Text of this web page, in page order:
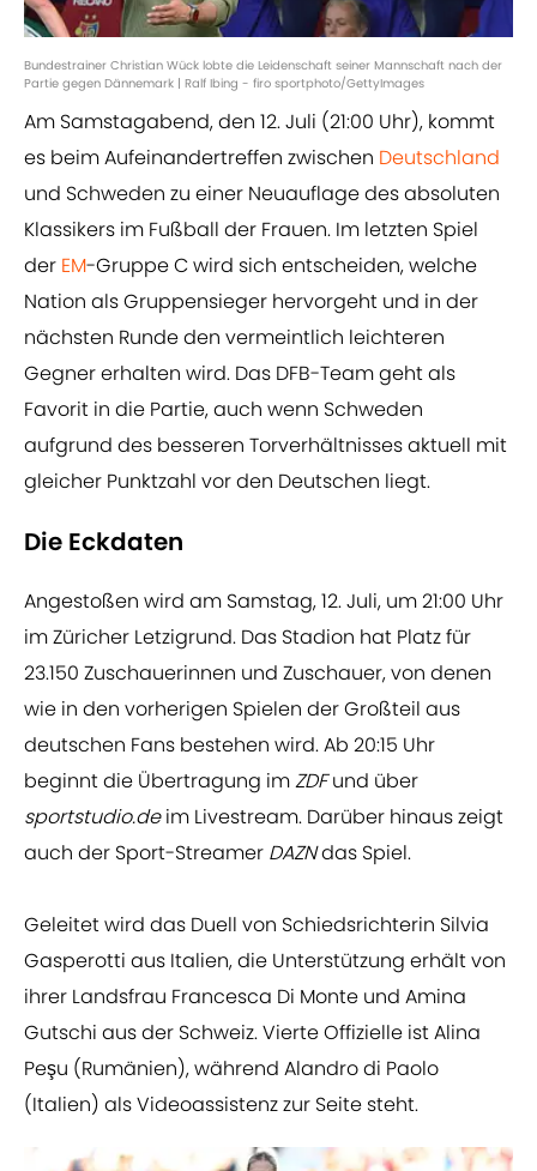
Bundestrainer Christian Wück lobte die Leidenschaft seiner Mannschaft nach der
Partie gegen Dännemark | Ralf Ibing - firo sportphoto/GettyImages
Am Samstagabend, den 12. Juli (21:00 Uhr), kommt
es beim Aufeinandertreffen zwischen Deutschland
und Schweden zu einer Neuauflage des absoluten
Klassikers im Fußball der Frauen. Im letzten Spiel
der EM-Gruppe C wird sich entscheiden, welche
Nation als Gruppensieger hervorgeht und in der
nächsten Runde den vermeintlich leichteren
Gegner erhalten wird. Das DFB-Team geht als
Favorit in die Partie, auch wenn Schweden
aufgrund des besseren Torverhältnisses aktuell mit
gleicher Punktzahl vor den Deutschen liegt.
Die Eckdaten
Angestoßen wird am Samstag, 12. Juli, um 21:00 Uhr
im Züricher Letzigrund. Das Stadion hat Platz für
23.150 Zuschauerinnen und Zuschauer, von denen
wie in den vorherigen Spielen der Großteil aus
deutschen Fans bestehen wird. Ab 20:15 Uhr
beginnt die Übertragung imZDFund über
sportstudio.deim Livestream. Darüber hinaus zeigt
auch der Sport-Streamer DAZNdas Spiel.
Geleitet wird das Duell von Schiedsrichterin Silvia
Gasperotti aus Italien, die Unterstützung erhält von
ihrer Landsfrau Francesca Di Monte und Amina
Gutschi aus der Schweiz. Vierte Offizielle ist Alina
Peşu (Rumänien), während Alandro di Paolo
(Italien) als Videoassistenz zur Seite steht.